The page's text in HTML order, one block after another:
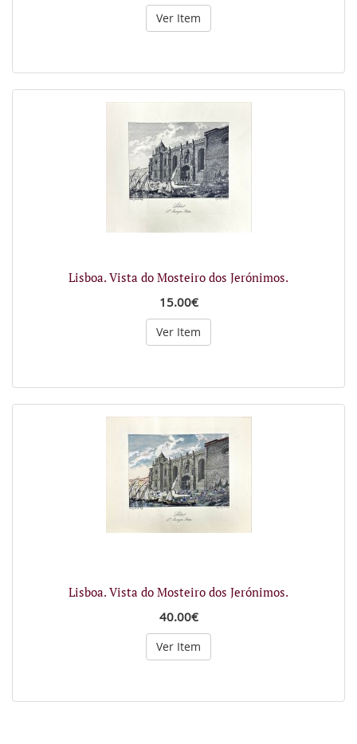
Ver Item
Lisboa. Vista do Mosteiro dos Jerónimos.
15.00€
Ver Item
Lisboa. Vista do Mosteiro dos Jerónimos.
40.00€
Ver Item